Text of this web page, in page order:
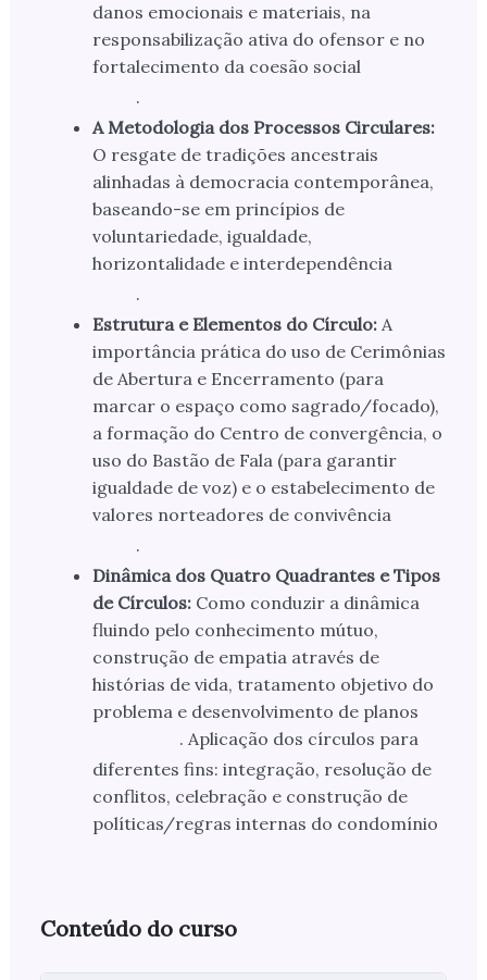
danos emocionais e materiais, na
responsabilização ativa do ofensor e no
fortalecimento da coesão social
.
A Metodologia dos Processos Circulares:
O resgate de tradições ancestrais
alinhadas à democracia contemporânea,
baseando-se em princípios de
voluntariedade, igualdade,
horizontalidade e interdependência
.
Estrutura e Elementos do Círculo:A
importância prática do uso de Cerimônias
de Abertura e Encerramento (para
marcar o espaço como sagrado/focado),
a formação do Centro de convergência, o
uso do Bastão de Fala (para garantir
igualdade de voz) e o estabelecimento de
valores norteadores de convivência
.
Dinâmica dos Quatro Quadrantes e Tipos
de Círculos:Como conduzir a dinâmica
fluindo pelo conhecimento mútuo,
construção de empatia através de
histórias de vida, tratamento objetivo do
problema e desenvolvimento de planos
. Aplicação dos círculos para
diferentes fins: integração, resolução de
conflitos, celebração e construção de
políticas/regras internas do condomínio
Conteúdo do curso